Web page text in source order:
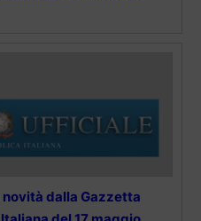
dalla Gazzetta